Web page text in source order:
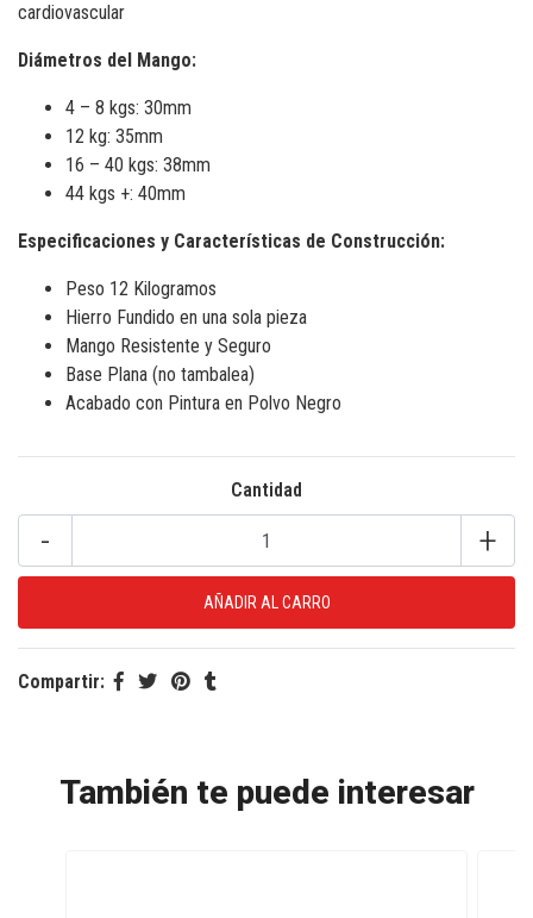
cardiovascular
Diámetros del Mango:
4 – 8 kgs: 30mm
12 kg: 35mm
16 – 40 kgs: 38mm
44 kgs +: 40mm
Especificaciones y Características de Construcción:
Peso 12 Kilogramos
Hierro Fundido en una sola pieza
Mango Resistente y Seguro
Base Plana (no tambalea)
Acabado con Pintura en Polvo Negro
Cantidad
+
-
Compartir:
También te puede interesar